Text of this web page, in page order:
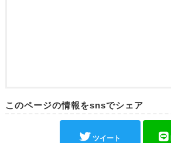
このページの情報をsnsでシェア
ツイート